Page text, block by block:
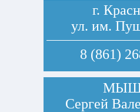
г.
ул. им.
8 (861)
Сергей